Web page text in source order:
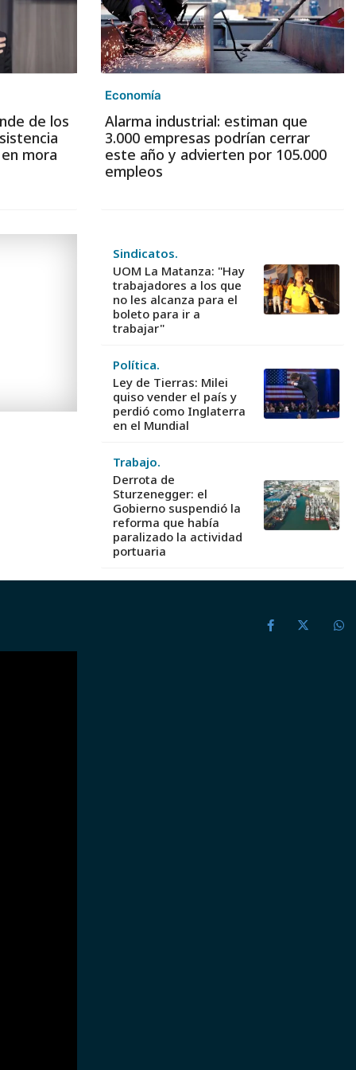
de los
mora
Economía
Alarma industrial: estiman que
3.000 empresas podrían cerrar
este año y advierten por 105.000
empleos
Sindicatos.
UOM La Matanza: "Hay
trabajadores a los que
no les alcanza para el
boleto para ir a
trabajar"
Política.
Ley de Tierras: Milei
quiso vender el país y
perdió como Inglaterra
en el Mundial
Trabajo.
Derrota de
Sturzenegger: el
Gobierno suspendió la
reforma que había
paralizado la actividad
portuaria